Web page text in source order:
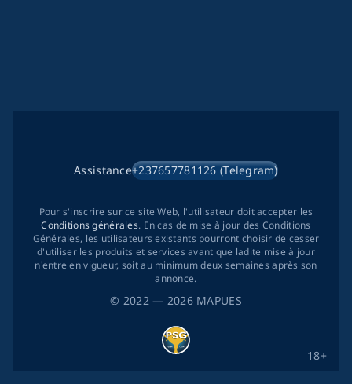
© 2022— 2026 MAPUES
Assistance+237657781126 (Telegram)
18+
Pour s'inscrire sur ce site Web, l'utilisateur doit accepter les
Conditions générales. En cas de mise à jour des Conditions
Générales, les utilisateurs existants pourront choisir de cesser
d'utiliser les produits et services avant que ladite mise à jour
n'entre en vigueur, soit au minimum deux semaines après son
annonce.